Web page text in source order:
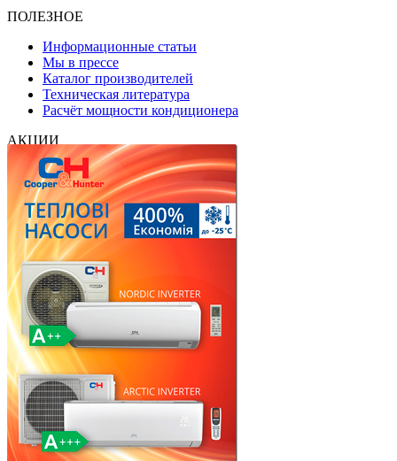
ПОЛЕЗНОЕ
Информационные статьи
Мы в прессе
Каталог производителей
Техническая литература
Расчёт мощности кондиционера
АКЦИИ